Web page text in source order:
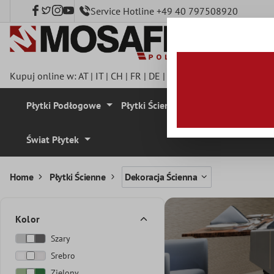
zawartości Service Hotline +49 40 797508920
Kupuj online w:AT| IT| CH | FR | DE |
Płytki Podłogowe Płytki Ścienne
Świat Płytek
Home Płytki Ścienne Dekoracja Ścienna
Kolor
Szary
Srebro